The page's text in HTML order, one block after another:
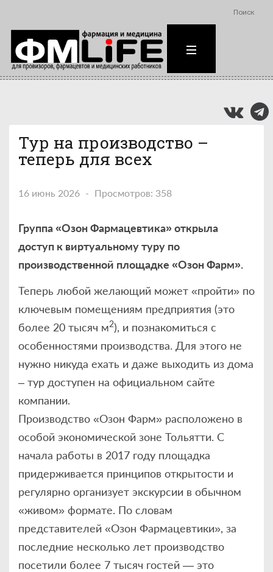
Поиск
Тур на производство –
теперь для всех
16 июнь 2026 Просмотров: 358
Группа «Озон Фармацевтика» открыла
доступ к виртуальному туру по
производственной площадке «Озон Фарм».
Теперь любой желающий может «пройти» по
ключевым помещениям предприятия (это
более 20 тысяч м2), и познакомиться с
особенностями производства. Для этого не
нужно никуда ехать и даже выходить из дома
– тур доступен на официальном сайте
компании.
Производство «Озон Фарм» расположено в
особой экономической зоне Тольятти. С
начала работы в 2017 году площадка
придерживается принципов открытости и
регулярно организует экскурсии в обычном
«живом» формате. По словам
представителей «Озон Фармацевтики», за
последние несколько лет производство
посетили более 7 тысяч гостей — это